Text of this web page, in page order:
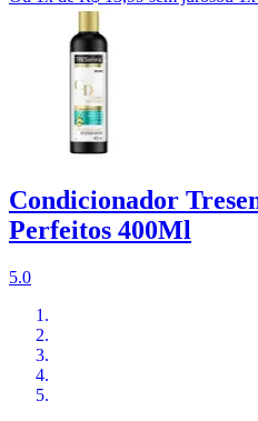
Condicionador
Perfeitos 400Ml
5.0